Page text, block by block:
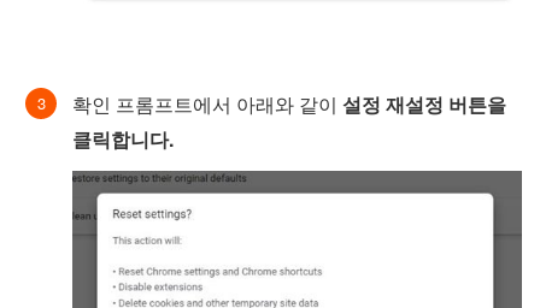
확인 프롬프트에서 아래와 같이 설정 재설정 버튼을
클릭합니다.